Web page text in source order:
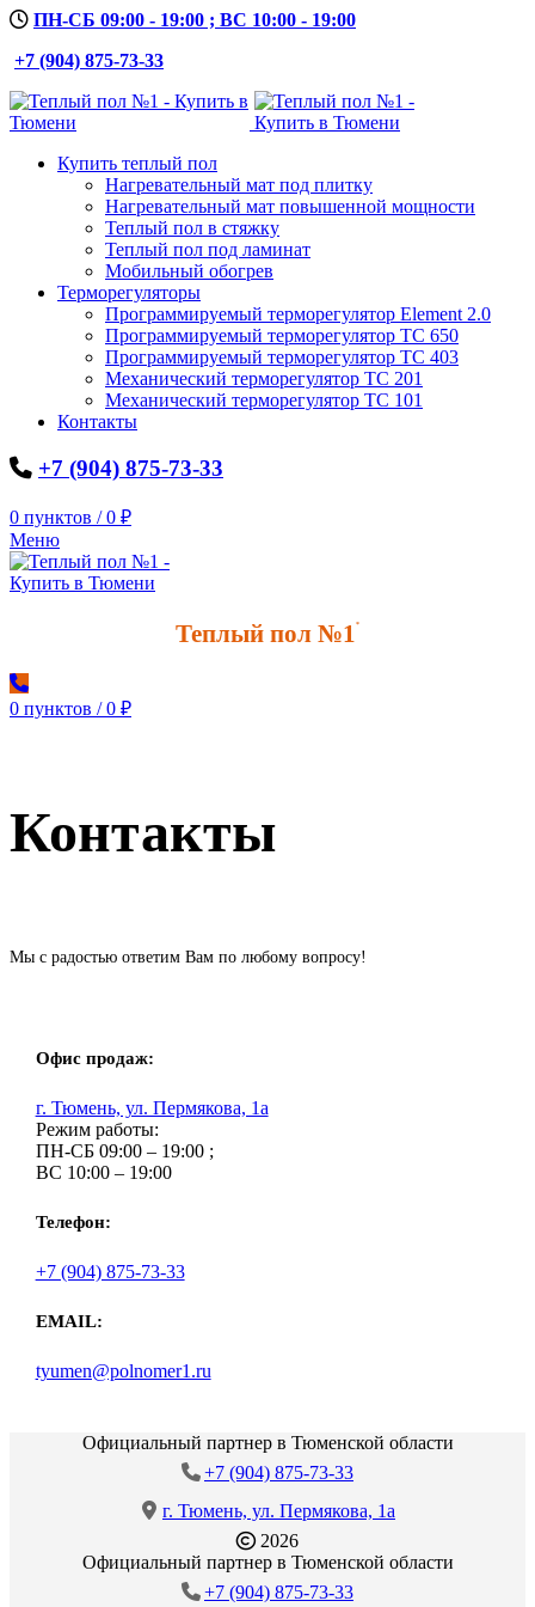
ПН-СБ 09:00 - 19:00 ; ВС 10:00 - 19:00
+7 (904) 875-73-33
Купить теплый пол
Нагревательный мат под плитку
Нагревательный мат повышенной мощности
Теплый пол в стяжку
Теплый пол под ламинат
Мобильный обогрев
Терморегуляторы
Программируемый терморегулятор Element 2.0
Программируемый терморегулятор ТС 650
Программируемый терморегулятор ТС 403
Механический терморегулятор ТС 201
Механический терморегулятор ТС 101
Контакты
+7 (904) 875-73-33
0 пунктов / 0 ₽
Меню
Теплый пол №1 *
0 пунктов / 0 ₽
Контакты
Мы с радостью ответим Вам по любому вопросу!
Офис продаж:
г. Тюмень, ул. Пермякова, 1а
Режим работы:
ПН-СБ 09:00 – 19:00 ;
ВС 10:00 – 19:00
Телефон:
+7 (904) 875-73-33
EMAIL:
tyumen@polnomer1.ru
Официальный партнер в Тюменской области
+7 (904) 875-73-33
г. Тюмень, ул. Пермякова, 1а
2026
Официальный партнер в Тюменской области
+7 (904) 875-73-33